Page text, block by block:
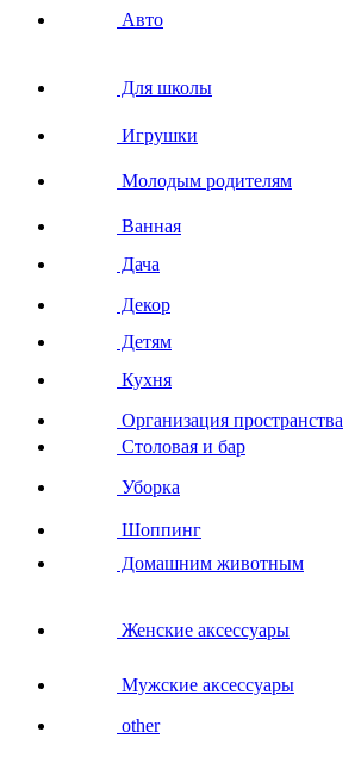
Авто
Для школы
Игрушки
Молодым родителям
Ванная
Дача
Декор
Детям
Кухня
Организация пространства
Столовая и бар
Уборка
Шоппинг
Домашним животным
Женские аксессуары
Мужские аксессуары
other